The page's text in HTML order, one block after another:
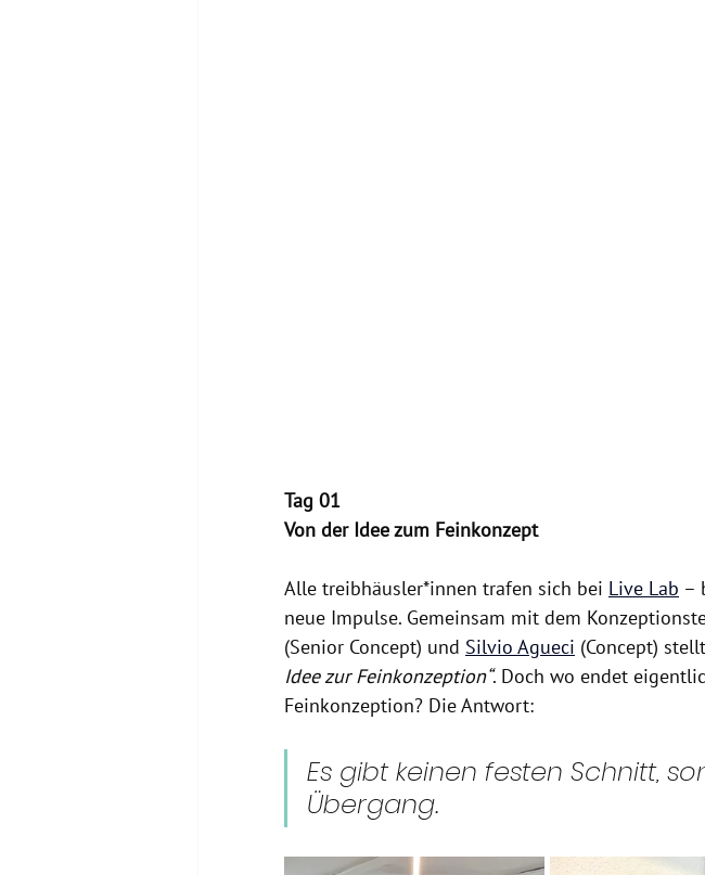
Tag 01
Von der Idee zum Feinkonzept
Alle treibhäusler*innen trafen sich bei Live Lab –
neue Impulse. Gemeinsam mit dem
(Senior Concept) und Silvio Agueci (Concept)
Idee zur Feinkonzeption“. Doch wo endet
Feinkonzeption? Die Antwort:
Es gibt keinen festen Schnitt,
Übergang.